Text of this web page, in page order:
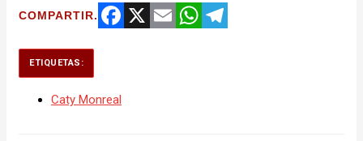
COMPARTIR.
ETIQUETAS:
Caty Monreal